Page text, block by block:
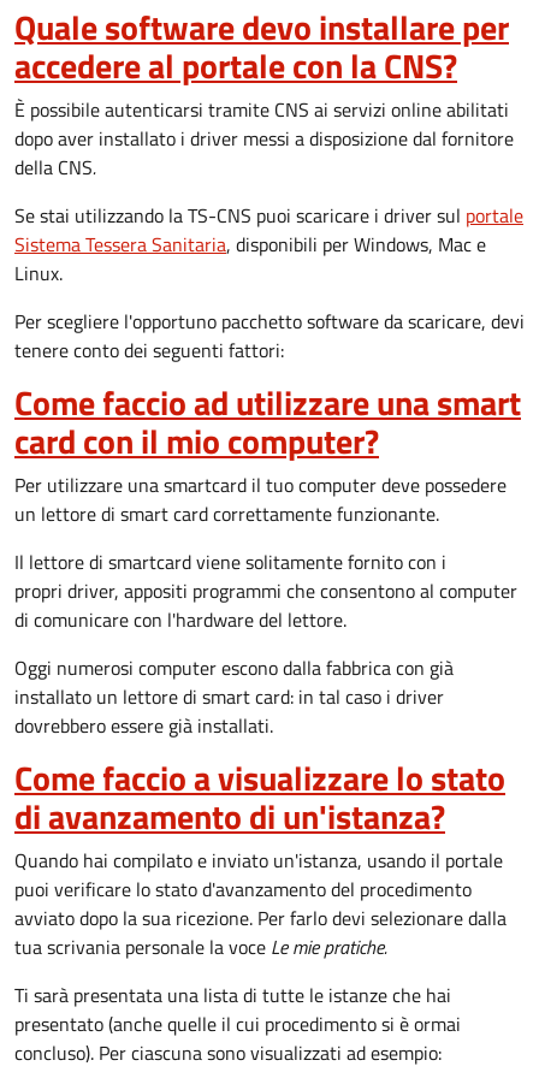
Quale software devo installare per
accedere al portale con la CNS?
È possibile autenticarsi tramite CNS ai servizi online abilitati
dopo aver installato i driver messi a disposizione dal fornitore
della CNS.
Se stai utilizzando la TS-CNS puoi scaricare i driver sul portale
Sistema Tessera Sanitaria, disponibili per Windows, Mac e
Linux.
Per scegliere l'opportuno pacchetto software da scaricare, devi
tenere conto dei seguenti fattori:
Come faccio ad utilizzare una smart
card con il mio computer?
Per utilizzare una smartcard il tuo computer deve possedere
un lettore di smart card correttamente funzionante.
Il lettore di smartcard viene solitamente fornito con i
propri driver, appositi programmi che consentono al computer
di comunicare con l'hardware del lettore.
Oggi numerosi computer escono dalla fabbrica con già
installato un lettore di smart card: in tal caso i driver
dovrebbero essere già installati.
Come faccio a visualizzare lo stato
di avanzamento di un'istanza?
Quando hai compilato e inviato un'istanza, usando il portale
puoi verificare lo stato d'avanzamento del procedimento
avviato dopo la sua ricezione. Per farlo devi selezionare dalla
tua scrivania personale la voce Le mie pratiche.
Ti sarà presentata una lista di tutte le istanze che hai
presentato (anche quelle il cui procedimento si è ormai
concluso). Per ciascuna sono visualizzati ad esempio: